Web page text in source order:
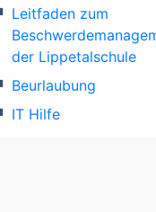
Leitfaden zum
der Lippetalschule
Beurlaubung
IT Hilfe